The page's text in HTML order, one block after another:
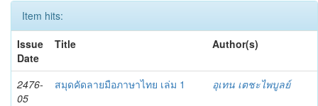
Item hits:
Issue
Date
Title Author(s)
2476-
05
สมุดคัดลายมือภาษาไทย เล่ม 1 อุเทน เตชะไพบูลย์